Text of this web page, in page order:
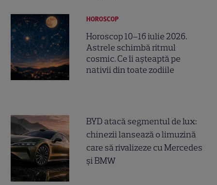
HOROSCOP
Horoscop 10–16 iulie 2026.
Astrele schimbă ritmul
cosmic. Ce îi așteaptă pe
nativii din toate zodiile
BYD atacă segmentul de lux:
chinezii lansează o limuzină
care să rivalizeze cu Mercedes
și BMW